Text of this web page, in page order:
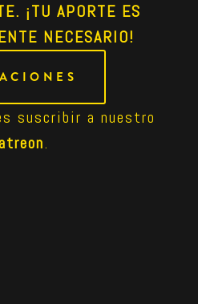
¡TU APORTE ES
NECESARIO!
.